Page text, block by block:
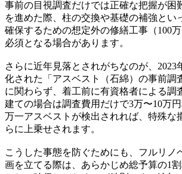
事前の目視調査だけでは正確な把握が困
を進めた際、柱の交換や基礎の補強とい
確保するための想定外の修繕工事（100
必須となる場合があります。
さらに近年見落とされがちなのが、2023
化された「アスベスト（石綿）の事前調
に関わらず、着工前に有資格者による調
建ての場合は調査費用だけで3万〜10万円
万一アスベストが検出されれば、特殊な
らに上乗せされます。
こうした事態を防ぐためにも、フルリノ
画を立てる際は、あらかじめ総予算の1割